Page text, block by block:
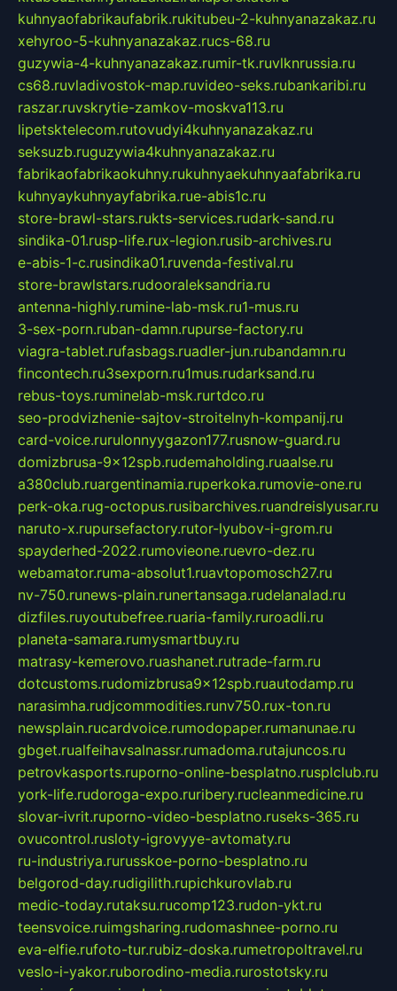
kuhnyaofabrikaufabrik.rukitubeu-2-kuhnyanazakaz.ru
xehyroo-5-kuhnyanazakaz.rucs-68.ru
guzywia-4-kuhnyanazakaz.rumir-tk.ruvlknrussia.ru
cs68.ruvladivostok-map.ruvideo-seks.rubankaribi.ru
raszar.ruvskrytie-zamkov-moskva113.ru
lipetsktelecom.rutovudyi4kuhnyanazakaz.ru
seksuzb.ruguzywia4kuhnyanazakaz.ru
fabrikaofabrikaokuhny.rukuhnyaekuhnyaafabrika.ru
kuhnyaykuhnyayfabrika.rue-abis1c.ru
store-brawl-stars.rukts-services.rudark-sand.ru
sindika-01.rusp-life.rux-legion.rusib-archives.ru
e-abis-1-c.rusindika01.ruvenda-festival.ru
store-brawlstars.rudooraleksandria.ru
antenna-highly.rumine-lab-msk.ru1-mus.ru
3-sex-porn.ruban-damn.rupurse-factory.ru
viagra-tablet.rufasbags.ruadler-jun.rubandamn.ru
fincontech.ru3sexporn.ru1mus.rudarksand.ru
rebus-toys.ruminelab-msk.rurtdco.ru
seo-prodvizhenie-sajtov-stroitelnyh-kompanij.ru
card-voice.rurulonnyygazon177.rusnow-guard.ru
domizbrusa-9x12spb.rudemaholding.ruaalse.ru
a380club.ruargentinamia.ruperkoka.rumovie-one.ru
perk-oka.rug-octopus.rusibarchives.ruandreislyusar.ru
naruto-x.rupursefactory.rutor-lyubov-i-grom.ru
spayderhed-2022.rumovieone.ruevro-dez.ru
webamator.ruma-absolut1.ruavtopomosch27.ru
nv-750.runews-plain.runertansaga.rudelanalad.ru
dizfiles.ruyoutubefree.ruaria-family.ruroadli.ru
planeta-samara.rumysmartbuy.ru
matrasy-kemerovo.ruashanet.rutrade-farm.ru
dotcustoms.rudomizbrusa9x12spb.ruautodamp.ru
narasimha.rudjcommodities.runv750.rux-ton.ru
newsplain.rucardvoice.rumodopaper.rumanunae.ru
gbget.rualfeihavsalnassr.rumadoma.rutajuncos.ru
petrovkasports.ruporno-online-besplatno.rusplclub.ru
york-life.rudoroga-expo.ruribery.rucleanmedicine.ru
slovar-ivrit.ruporno-video-besplatno.ruseks-365.ru
ovucontrol.rusloty-igrovyye-avtomaty.ru
ru-industriya.rurusskoe-porno-besplatno.ru
belgorod-day.rudigilith.rupichkurovlab.ru
medic-today.rutaksu.rucomp123.rudon-ykt.ru
teensvoice.ruimgsharing.rudomashnee-porno.ru
eva-elfie.rufoto-tur.rubiz-doska.rumetropoltravel.ru
veslo-i-yakor.ruborodino-media.rurostotsky.ru